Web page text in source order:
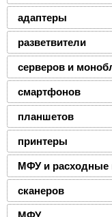
адаптеры
разветвители
серверов и
смартфонов
планшетов
принтеры
МФУ и расходные
сканеров